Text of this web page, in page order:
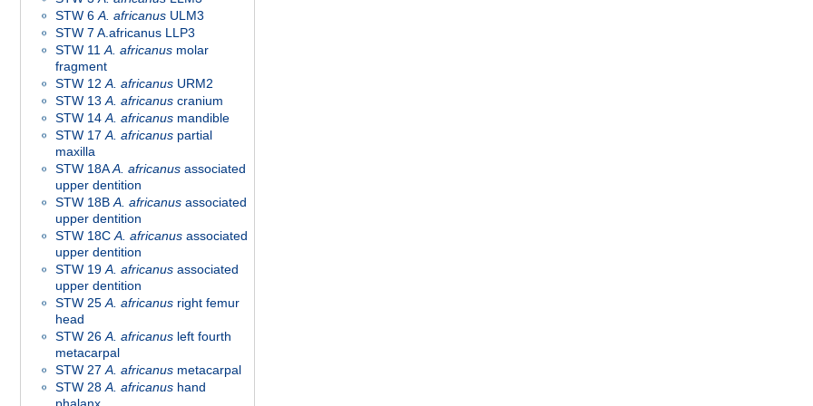
STW 6 A. africanus ULM3
STW 7 A.africanus LLP3
STW 11 A. africanus molar
fragment
STW 12 A. africanus URM2
STW 13 A. africanus cranium
STW 14 A. africanus mandible
STW 17 A. africanus partial
maxilla
STW 18AA. africanus associated
upper dentition
STW 18B A. africanus associated
upper dentition
STW 18C A. africanus associated
upper dentition
STW 19 A. africanus associated
upper dentition
STW 25 A. africanus right femur
head
STW 26 A. africanus left fourth
metacarpal
STW 27 A. africanus metacarpal
STW 28 A. africanus hand